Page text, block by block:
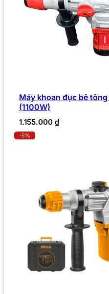
Máy khoan đục bê
(1100W)
1.155.000 ₫
-5%